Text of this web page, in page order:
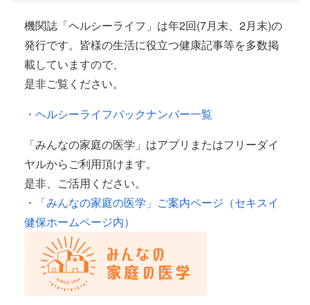
機関誌「ヘルシーライフ」は年2回(7月末、2月末)の
発行です。皆様の生活に役立つ健康記事等を多数掲
載していますので、
是非ご覧ください。
・ヘルシーライフバックナンバー一覧
「みんなの家庭の医学」はアプリまたはフリーダイ
ヤルからご利用頂けます。
是非、ご活用ください。
・「みんなの家庭の医学」ご案内ページ（セキスイ
健保ホームページ内）